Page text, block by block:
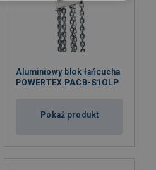
Aluminiowy blok łańcucha
POWERTEX PACB-S1OLP
Pokaż produkt